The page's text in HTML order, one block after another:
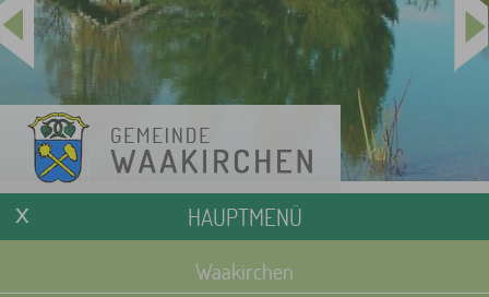
HAUPTMENÜ
Waakirchen